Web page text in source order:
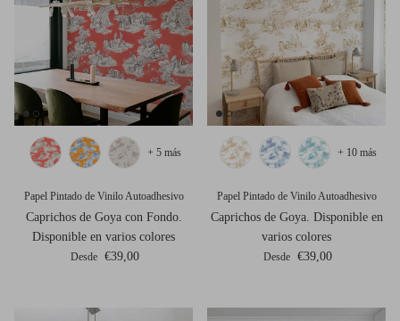
Papel Pintado de Vinilo Autoadhesivo
Caprichos de Goya con Fondo.
Disponible en varios colores
Precio normal
Desde €39,00
+ 5 más
Papel Pintado de Vinilo Autoadhesivo
Caprichos de Goya. Disponible en
varios colores
Precio normal
Desde €39,00
+ 10 más